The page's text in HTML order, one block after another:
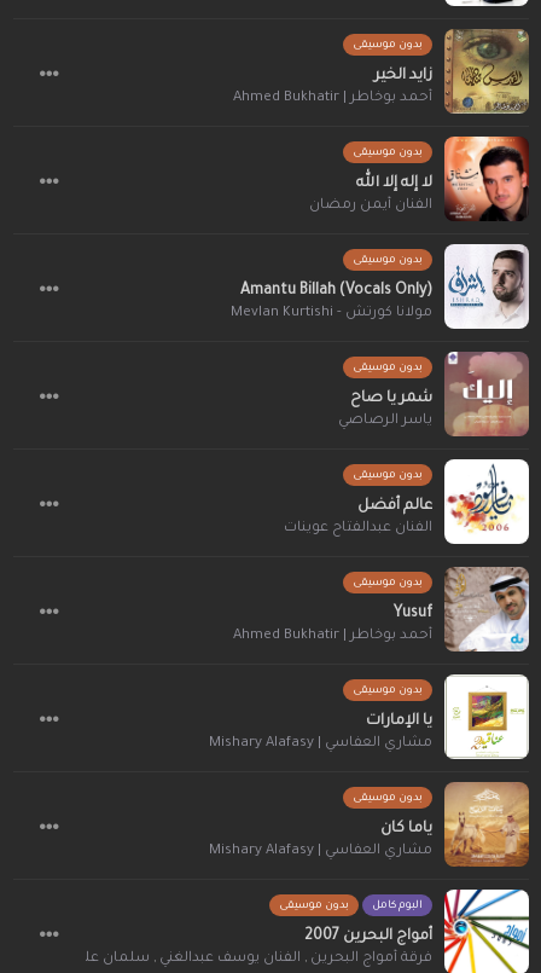
بدون موسيقى
زايد الخير
أحمد بوخاطر | Ahmed Bukhatir
بدون موسيقى
لا إله إلا الله
الفنان أيمن رمضان
بدون موسيقى
Amantu Billah (Vocals Only)
مولانا كورتش - Mevlan Kurtishi
بدون موسيقى
شمر يا صاح
ياسر الرصاصي
بدون موسيقى
عالم أفضل
الفنان عبدالفتاح عوينات
بدون موسيقى
Yusuf
أحمد بوخاطر | Ahmed Bukhatir
بدون موسيقى
يا الإمارات
مشاري العفاسي | Mishary Alafasy
بدون موسيقى
ياما كان
مشاري العفاسي | Mishary Alafasy
البوم كامل بدون موسيقى
أمواج البحرين 2007
فرقة أمواج البحرين , الفنان يوسف عبدالغني , سلمان علي